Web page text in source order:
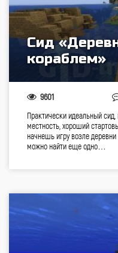
Сид
кораблем»
9601
Практически идеальный
местность, хороший
начнешь игру возле
можно найти еще одно…